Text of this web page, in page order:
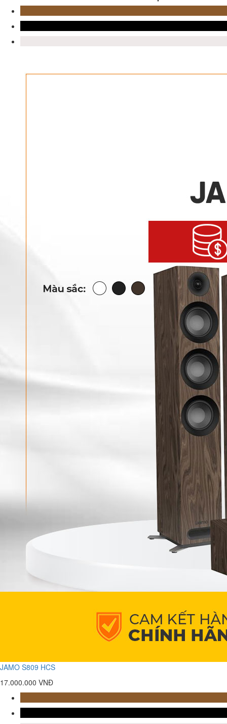
JAMO S809 HCS
17.000.000 VNĐ